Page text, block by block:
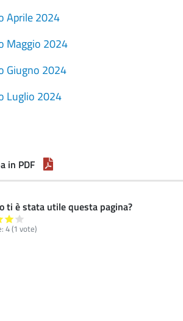
Aprile 2024
Maggio 2024
Giugno 2024
Luglio 2024
in PDF
ti è stata utile questa pagina?
4(1 vote)